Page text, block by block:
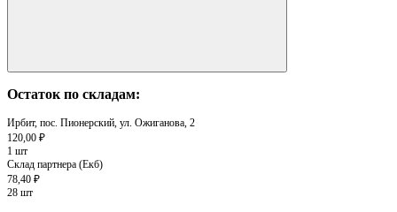
Остаток по складам:
Ирбит, пос. Пионерский, ул. Ожиганова, 2
120,00 ₽
1 шт
Склад партнера (Екб)
78,40 ₽
28 шт